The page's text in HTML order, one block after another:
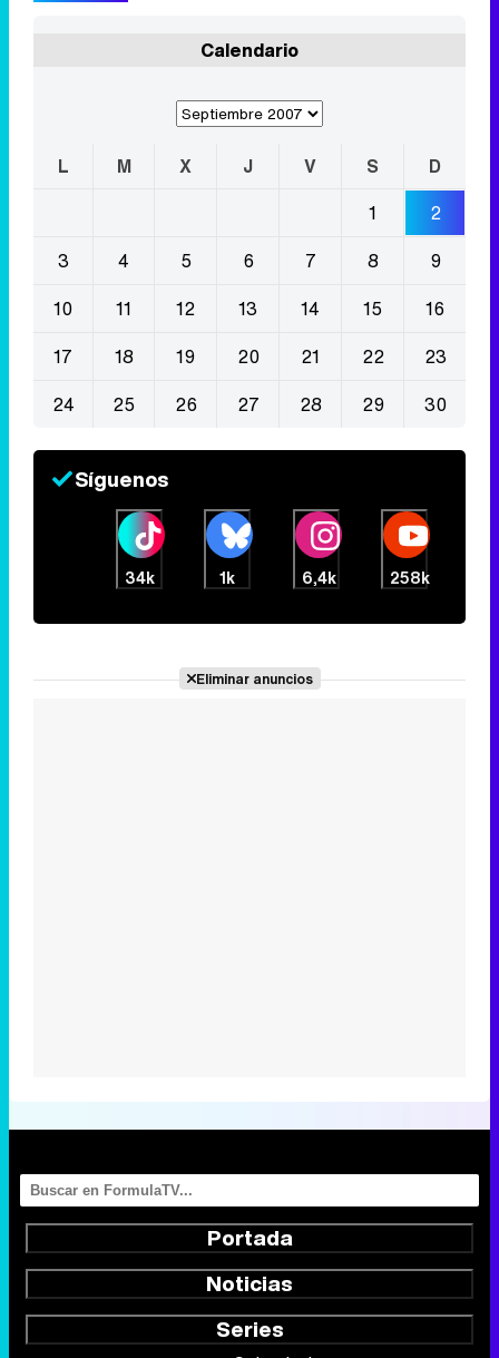
Calendario
L M X J V S
D
1
2
3
4 5 6 7 8
9
10
11 12 13 14 15
16
17
18 19 20 21 22
23
24
25 26 27 28 29 30
Síguenos
34k 1k 6,4k 258k
Eliminar anuncios
Portada
Noticias
Series